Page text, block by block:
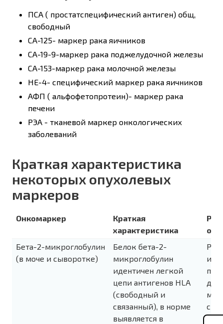
ПСА ( простатспецифический антиген) общ,
свободный
СА-125- маркер рака яичников
СА-19-9-маркер рака поджелудочной железы
СА-153-маркер рака молочной железы
НЕ-4- специфический маркер рака яичников
АФП ( альфофетопротеин)- маркер рака
печени
РЭА - тканевой маркер онкологических
заболеваний
Краткая характеристика
некоторых опухолевых
маркеров
Онкомаркер
Краткая
характеристика
Бета-2-микроглобулин
(в моче и сыворотке)
Белок бета-2-
микроглобулин
идентичен легкой
цепи антигенов HLA
(свободный и
связанный), в норме
выявляется в
с